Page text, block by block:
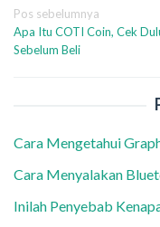
Navigasi
pos
Pos sebelumnya
Apa Itu COTI Coin, Cek
Sebelum Beli
Cara Mengetahui
Cara Menyalakan
Inilah Penyebab